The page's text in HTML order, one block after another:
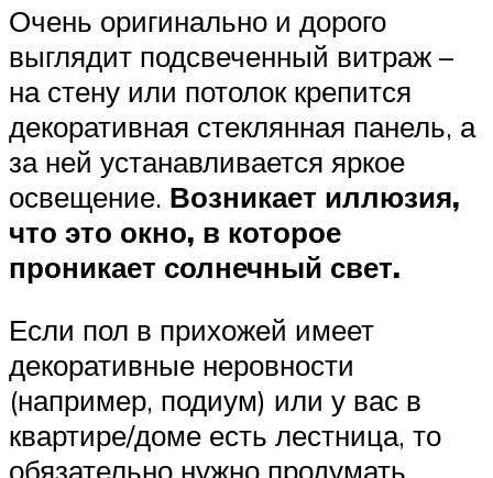
Очень оригинально и дорого
выглядит подсвеченный витраж –
на стену или потолок крепится
декоративная стеклянная панель, а
за ней устанавливается яркое
освещение. Возникает иллюзия,
что это окно, в которое
проникает солнечный свет.
Если пол в прихожей имеет
декоративные неровности
(например, подиум) или у вас в
квартире/доме есть лестница, то
обязательно нужно продумать